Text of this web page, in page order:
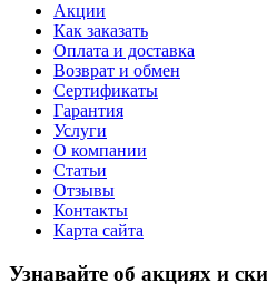
Акции
Как заказать
Оплата и доставка
Возврат и обмен
Сертификаты
Гарантия
Услуги
О компании
Статьи
Отзывы
Контакты
Карта сайта
Узнавайте об акциях и